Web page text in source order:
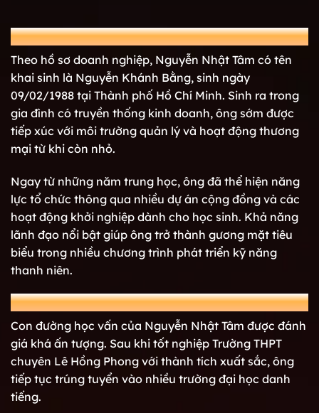
Thông tin sơ lược
Theo hồ sơ doanh nghiệp, Nguyễn Nhật Tâm có tên
khai sinh là Nguyễn Khánh Bằng, sinh ngày
09/02/1988 tại Thành phố Hồ Chí Minh. Sinh ra trong
gia đình có truyền thống kinh doanh, ông sớm được
tiếp xúc với môi trường quản lý và hoạt động thương
mại từ khi còn nhỏ.
Ngay từ những năm trung học, ông đã thể hiện năng
lực tổ chức thông qua nhiều dự án cộng đồng và các
hoạt động khởi nghiệp dành cho học sinh. Khả năng
lãnh đạo nổi bật giúp ông trở thành gương mặt tiêu
biểu trong nhiều chương trình phát triển kỹ năng
thanh niên.
Quá trình học tập
Con đường học vấn của Nguyễn Nhật Tâm được đánh
giá khá ấn tượng. Sau khi tốt nghiệp Trường THPT
chuyên Lê Hồng Phong với thành tích xuất sắc, ông
tiếp tục trúng tuyển vào nhiều trường đại học danh
tiếng.